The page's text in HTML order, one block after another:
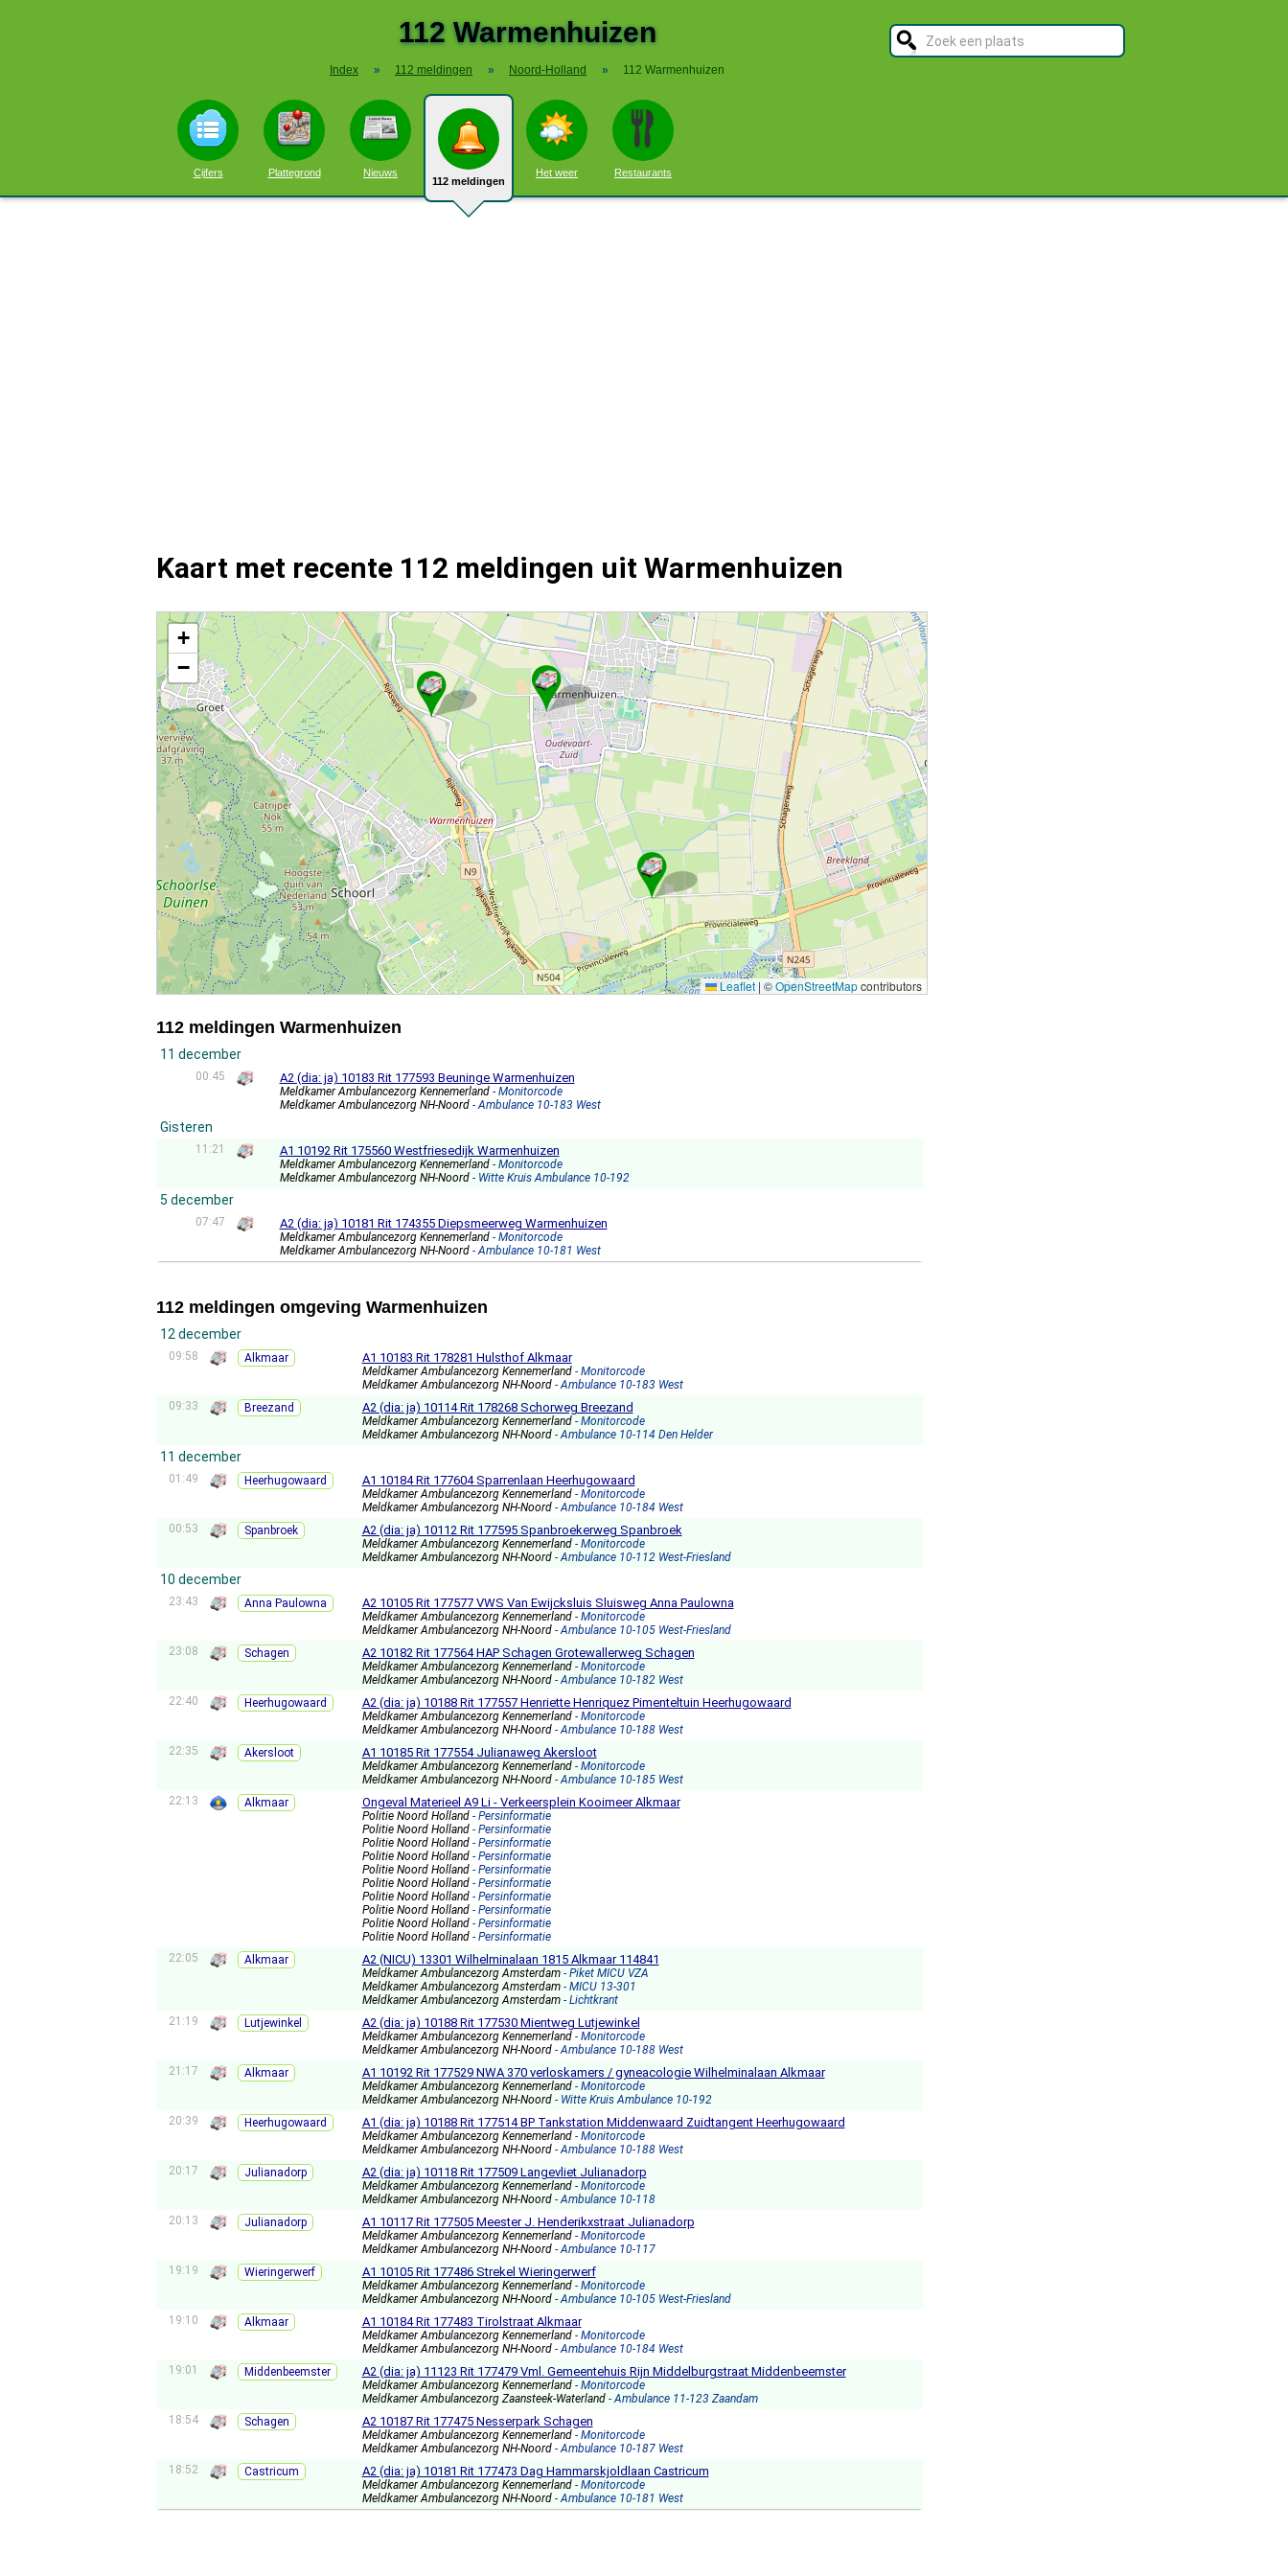
112 Warmenhuizen
Index » 112 meldingen » Noord-Holland » 112 Warmenhuizen
Cijfers Plattegrond Nieuws
112 meldingen
Het weer Restaurants
Kaart met recente 112 meldingen uit Warmenhuizen
Kaart Warmenhuizen met de meest recente 112 meldingen.
+
−
Leaflet | ©OpenStreetMapcontributors
112 meldingen Warmenhuizen
11 december
00:45 A2 (dia: ja) 10183 Rit 177593 Beuninge Warmenhuizen
Meldkamer Ambulancezorg Kennemerland - Monitorcode
Meldkamer Ambulancezorg NH-Noord - Ambulance 10-183 West
Gisteren
11:21 A1 10192 Rit 175560 Westfriesedijk Warmenhuizen
Meldkamer Ambulancezorg Kennemerland - Monitorcode
Meldkamer Ambulancezorg NH-Noord - Witte Kruis Ambulance 10-192
5 december
07:47 A2 (dia: ja) 10181 Rit 174355 Diepsmeerweg Warmenhuizen
Meldkamer Ambulancezorg Kennemerland - Monitorcode
Meldkamer Ambulancezorg NH-Noord - Ambulance 10-181 West
112 meldingen omgeving Warmenhuizen
12 december
09:58 Alkmaar A1 10183 Rit 178281 Hulsthof Alkmaar
Meldkamer Ambulancezorg Kennemerland - Monitorcode
Meldkamer Ambulancezorg NH-Noord - Ambulance 10-183 West
09:33
Breezand A2 (dia: ja) 10114 Rit 178268 Schorweg Breezand
Meldkamer Ambulancezorg Kennemerland - Monitorcode
Meldkamer Ambulancezorg NH-Noord - Ambulance 10-114 Den Helder
11 december
01:49 Heerhugowaard A1 10184 Rit 177604 Sparrenlaan Heerhugowaard
Meldkamer Ambulancezorg Kennemerland - Monitorcode
Meldkamer Ambulancezorg NH-Noord - Ambulance 10-184 West
00:53
Spanbroek A2 (dia: ja) 10112 Rit 177595 Spanbroekerweg Spanbroek
Meldkamer Ambulancezorg Kennemerland - Monitorcode
Meldkamer Ambulancezorg NH-Noord - Ambulance 10-112 West-Friesland
10 december
23:43 Anna Paulowna A2 10105 Rit 177577 VWS Van Ewijcksluis Sluisweg Anna Paulowna
Meldkamer Ambulancezorg Kennemerland - Monitorcode
Meldkamer Ambulancezorg NH-Noord - Ambulance 10-105 West-Friesland
23:08
Schagen A2 10182 Rit 177564 HAP Schagen Grotewallerweg Schagen
Meldkamer Ambulancezorg Kennemerland - Monitorcode
Meldkamer Ambulancezorg NH-Noord - Ambulance 10-182 West
22:40
Heerhugowaard A2 (dia: ja) 10188 Rit 177557 Henriette Henriquez Pimenteltuin Heerhugowaard
Meldkamer Ambulancezorg Kennemerland - Monitorcode
Meldkamer Ambulancezorg NH-Noord - Ambulance 10-188 West
22:35
Akersloot A1 10185 Rit 177554 Julianaweg Akersloot
Meldkamer Ambulancezorg Kennemerland - Monitorcode
Meldkamer Ambulancezorg NH-Noord - Ambulance 10-185 West
22:13
Alkmaar Ongeval Materieel A9 Li - Verkeersplein Kooimeer Alkmaar
Politie Noord Holland - Persinformatie
Politie Noord Holland - Persinformatie
Politie Noord Holland - Persinformatie
Politie Noord Holland - Persinformatie
Politie Noord Holland - Persinformatie
Politie Noord Holland - Persinformatie
Politie Noord Holland - Persinformatie
Politie Noord Holland - Persinformatie
Politie Noord Holland - Persinformatie
Politie Noord Holland - Persinformatie
22:05
Alkmaar A2 (NICU) 13301 Wilhelminalaan 1815 Alkmaar 114841
Meldkamer Ambulancezorg Amsterdam - Piket MICU VZA
Meldkamer Ambulancezorg Amsterdam - MICU 13-301
Meldkamer Ambulancezorg Amsterdam - Lichtkrant
21:19
Lutjewinkel A2 (dia: ja) 10188 Rit 177530 Mientweg Lutjewinkel
Meldkamer Ambulancezorg Kennemerland - Monitorcode
Meldkamer Ambulancezorg NH-Noord - Ambulance 10-188 West
21:17
Alkmaar A1 10192 Rit 177529 NWA 370 verloskamers / gyneacologie Wilhelminalaan Alkmaar
Meldkamer Ambulancezorg Kennemerland - Monitorcode
Meldkamer Ambulancezorg NH-Noord - Witte Kruis Ambulance 10-192
20:39
Heerhugowaard A1 (dia: ja) 10188 Rit 177514 BP Tankstation Middenwaard Zuidtangent Heerhugowaard
Meldkamer Ambulancezorg Kennemerland - Monitorcode
Meldkamer Ambulancezorg NH-Noord - Ambulance 10-188 West
20:17
Julianadorp A2 (dia: ja) 10118 Rit 177509 Langevliet Julianadorp
Meldkamer Ambulancezorg Kennemerland - Monitorcode
Meldkamer Ambulancezorg NH-Noord - Ambulance 10-118
20:13
Julianadorp A1 10117 Rit 177505 Meester J. Henderikxstraat Julianadorp
Meldkamer Ambulancezorg Kennemerland - Monitorcode
Meldkamer Ambulancezorg NH-Noord - Ambulance 10-117
19:19
Wieringerwerf A1 10105 Rit 177486 Strekel Wieringerwerf
Meldkamer Ambulancezorg Kennemerland - Monitorcode
Meldkamer Ambulancezorg NH-Noord - Ambulance 10-105 West-Friesland
19:10
Alkmaar A1 10184 Rit 177483 Tirolstraat Alkmaar
Meldkamer Ambulancezorg Kennemerland - Monitorcode
Meldkamer Ambulancezorg NH-Noord - Ambulance 10-184 West
19:01
Middenbeemster A2 (dia: ja) 11123 Rit 177479 Vml. Gemeentehuis Rijn Middelburgstraat Middenbeemster
Meldkamer Ambulancezorg Kennemerland - Monitorcode
Meldkamer Ambulancezorg Zaansteek-Waterland - Ambulance 11-123 Zaandam
18:54
Schagen A2 10187 Rit 177475 Nesserpark Schagen
Meldkamer Ambulancezorg Kennemerland - Monitorcode
Meldkamer Ambulancezorg NH-Noord - Ambulance 10-187 West
18:52
Castricum A2 (dia: ja) 10181 Rit 177473 Dag Hammarskjoldlaan Castricum
Meldkamer Ambulancezorg Kennemerland - Monitorcode
Meldkamer Ambulancezorg NH-Noord - Ambulance 10-181 West